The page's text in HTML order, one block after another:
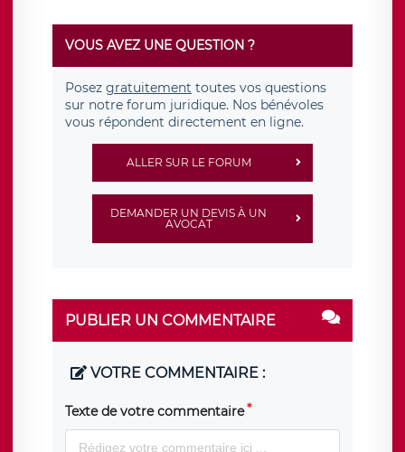
VOUS AVEZ UNE QUESTION ?
Posez gratuitement toutes vos questions
sur notre forum juridique. Nos bénévoles
vous répondent directement en ligne.
ALLER SUR LE FORUM
DEMANDER UN DEVIS À UN
AVOCAT
PUBLIER UN COMMENTAIRE
VOTRE COMMENTAIRE :
Texte de votre commentaire